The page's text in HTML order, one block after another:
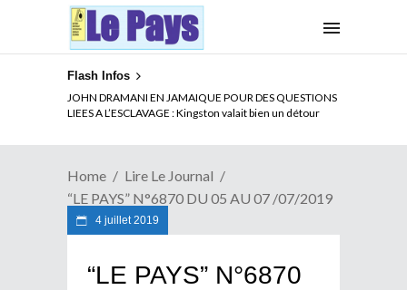
Flash Infos
JOHN DRAMANI EN JAMAIQUE POUR DES QUESTIONS
LIEES A L’ESCLAVAGE : Kingston valait bien un détour
Home
Lire Le Journal
“LE PAYS” N°6870 DU 05 AU 07 /07/2019
4 juillet 2019
“LE PAYS” N°6870